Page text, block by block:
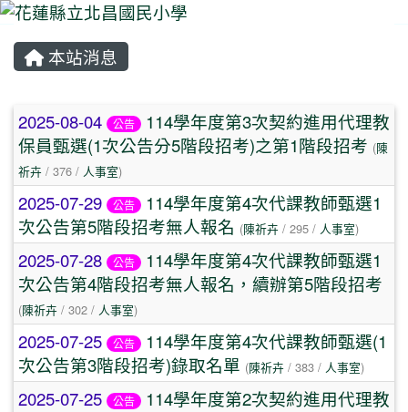
本站消息
文章列表
2025-08-04 公告
114學年度第3次契約進用代理教
保員甄選(1次公告分5階段招考)之第1階段招考 (陳
祈卉 / 376 / 人事室)
2025-07-29 公告
114學年度第4次代課教師甄選1
次公告第5階段招考無人報名 (陳祈卉 / 295 / 人事室)
2025-07-28 公告
114學年度第4次代課教師甄選1
次公告第4階段招考無人報名，續辦第5階段招考
(陳祈卉 / 302 / 人事室)
2025-07-25 公告
114學年度第4次代課教師甄選(1
次公告第3階段招考)錄取名單 (陳祈卉 / 383 / 人事室)
2025-07-25 公告
114學年度第2次契約進用代理教